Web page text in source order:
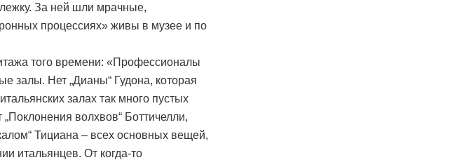
За ней шли мрачные,
процессиях» живы в музее и по
того времени: «Профессионалы
залы. Нет „Дианы“ Гудона, которая
залах так много пустых
волхвов“ Боттичелли,
Тициана – всех основных вещей,
итальянцев. От когда-то